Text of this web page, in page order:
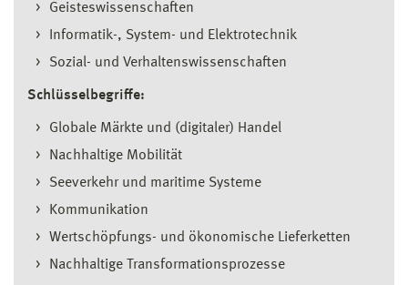
Geisteswissenschaften
Informatik-, System- und Elektrotechnik
Sozial- und Verhaltenswissenschaften
Schlüsselbegriffe:
Globale Märkte und (digitaler) Handel
Nachhaltige Mobilität
Seeverkehr und maritime Systeme
Kommunikation
Wertschöpfungs- und ökonomische Lieferketten
Nachhaltige Transformationsprozesse